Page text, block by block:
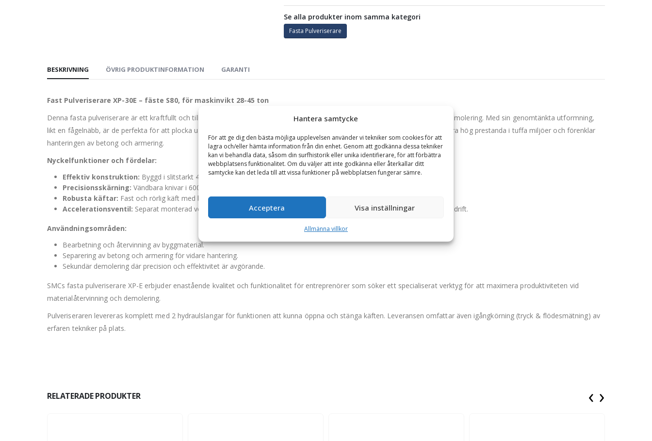
Hantera samtycke
För att ge dig den bästa möjliga upplevelsen använder vi tekniker som cookies för att
lagra och/eller hämta information från din enhet. Genom att godkänna dessa tekniker
kan vi behandla data, såsom din surfhistorik eller unika identifierare, för att förbättra
webbplatsens funktionalitet. Om du väljer att inte godkänna eller återkallar ditt
samtycke kan det leda till att vissa funktioner på webbplatsen fungerar sämre.
Acceptera Visa inställningar
Allmänna villkor
Se alla produkter inom samma kategori
Fasta Pulveriserare
BESKRIVNING ÖVRIG PRODUKTINFORMATION GARANTI
Fast Pulveriserare XP-30E – fäste S80, för maskinvikt 28-45 ton
Denna fasta pulveriserare är ett kraftfullt och tillförlitligt verktyg för entreprenörer som arbetar med återvinning och sekundär demolering. Med sin genomtänkta utformning,
likt en fågelnäbb, är de perfekta för att plocka upp och bearbeta material direkt från marken. Verktyget är designat för att leverera hög prestanda i tuffa miljöer och förenklar
hanteringen av betong och armering.
Nyckelfunktioner och fördelar:
Effektiv konstruktion: Byggd i slitstarkt 400 Hardox för maximal livslängd och hållbarhet.
Precisionsskärning: Vändbara knivar i 600 Hardox säkerställer hög effektivitet och enkel underhållning.
Robusta käftar: Fast och rörlig käft med bultade tänder i slitstarkt stålgjutgods för ökad hållfasthet.
Accelerationsventil: Separat monterad ventil ger en cykeltid på endast cirka 5 sekunder, vilket möjliggör snabb och smidig drift.
Användningsområden:
Bearbetning och återvinning av byggmaterial.
Separering av betong och armering för vidare hantering.
Sekundär demolering där precision och effektivitet är avgörande.
SMCs fasta pulveriserare XP-E erbjuder enastående kvalitet och funktionalitet för entreprenörer som söker ett specialiserat verktyg för att maximera produktiviteten vid
materialåtervinning och demolering.
Pulveriseraren levereras komplett med 2 hydraulslangar för funktionen att kunna öppna och stänga käften. Leveransen omfattar även igångkörning (tryck & flödesmätning) av
erfaren tekniker på plats.
RELATERADE PRODUKTER ‹ ›